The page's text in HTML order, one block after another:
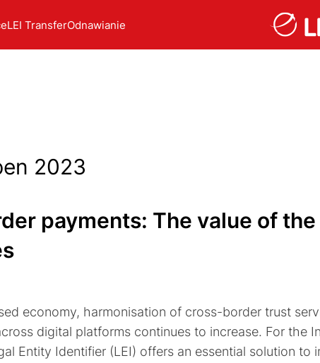
LEI TransferOdnawianie
2023
payments: The value of the
economy, harmonisation of cross-border trust
digital platforms continues to increase. For the
Entity Identifier (LEI) offers an essential solution to